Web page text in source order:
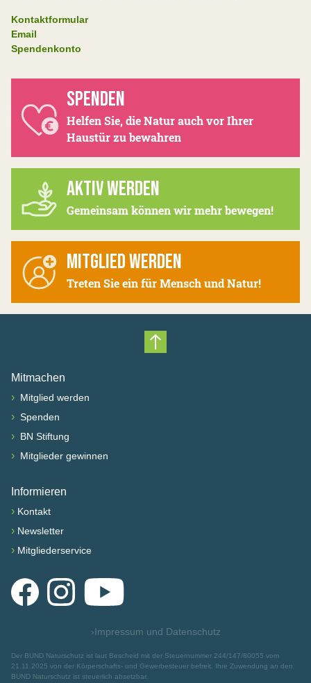
Kontaktformular
Email
Spendenkonto
SPENDEN
Helfen Sie, die Natur auch vor Ihrer
Haustür zu bewahren
AKTIV WERDEN
Gemeinsam können wir mehr bewegen!
MITGLIED WERDEN
Treten Sie ein für Mensch und Natur!
Nach oben scrollen
Mitmachen
› Mitglied werden
› Spenden
› BN Stiftung
› Mitglieder gewinnen
Informieren
› Kontakt
› Newsletter
› Mitgliederservice
FacebookInstagramYouTube
›Impressum und Datenschutz
Der BUND Naturschutz ist laut Bescheid mit der Steuernummer 244/147/80055 vom
21.11.2025 von der Körperschafts- und Gewerbesteuer befreit. Ihre Zuwendung an den
BUND Naturschutz ist steuerlich absetzbar.